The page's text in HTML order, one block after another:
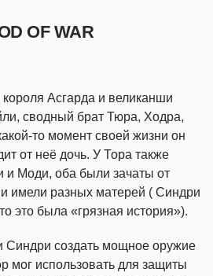
OF WAR
Асгарда и великанши
сводный брат Тюра, Ходра,
то момент своей жизни он
от неё дочь. У Тора также
и Моди, оба были зачаты от
и имели разных матерей ( Синдри
это была «грязная история»).
Синдри создать мощное оружие
мог использовать для защиты